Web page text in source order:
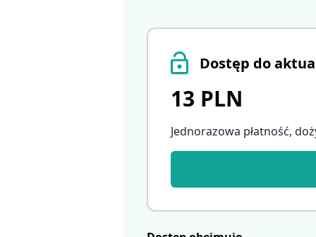
Dostęp do
13 PLN
Jednorazowa płatność,